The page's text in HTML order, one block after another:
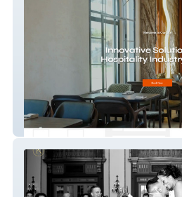
Hospitality Consulting